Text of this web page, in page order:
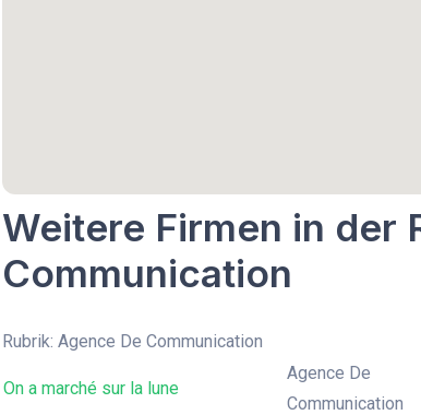
Weitere Firmen in der
Communication
Rubrik: Agence De Communication
On a marché sur la lune
Agence De
Communication